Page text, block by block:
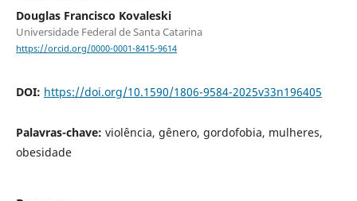
Douglas Francisco Kovaleski
Universidade Federal de Santa Catarina
https://orcid.org/0000-0001-8415-9614
DOI: https://doi.org/10.1590/1806-9584-2025v33n196405
Palavras-chave: violência, gênero, gordofobia, mulheres,
obesidade